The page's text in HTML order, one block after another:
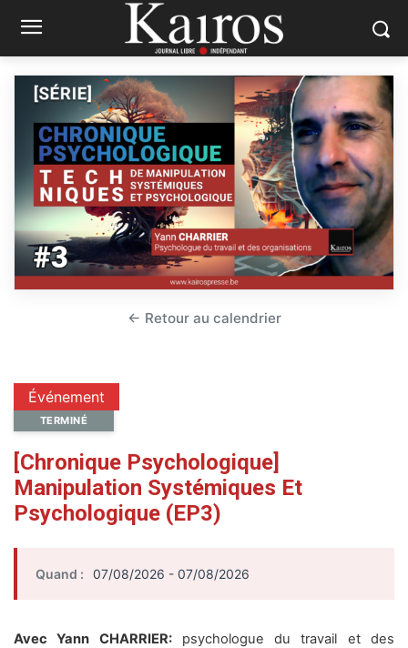
Événement
TERMINÉ
[Chronique Psychologique]
Manipulation Systémiques Et
Psychologique (EP3)
Quand : 07/08/2026 - 07/08/2026
Avec Yann CHARRIER:psychologue du travail et des
← Retour au calendrier